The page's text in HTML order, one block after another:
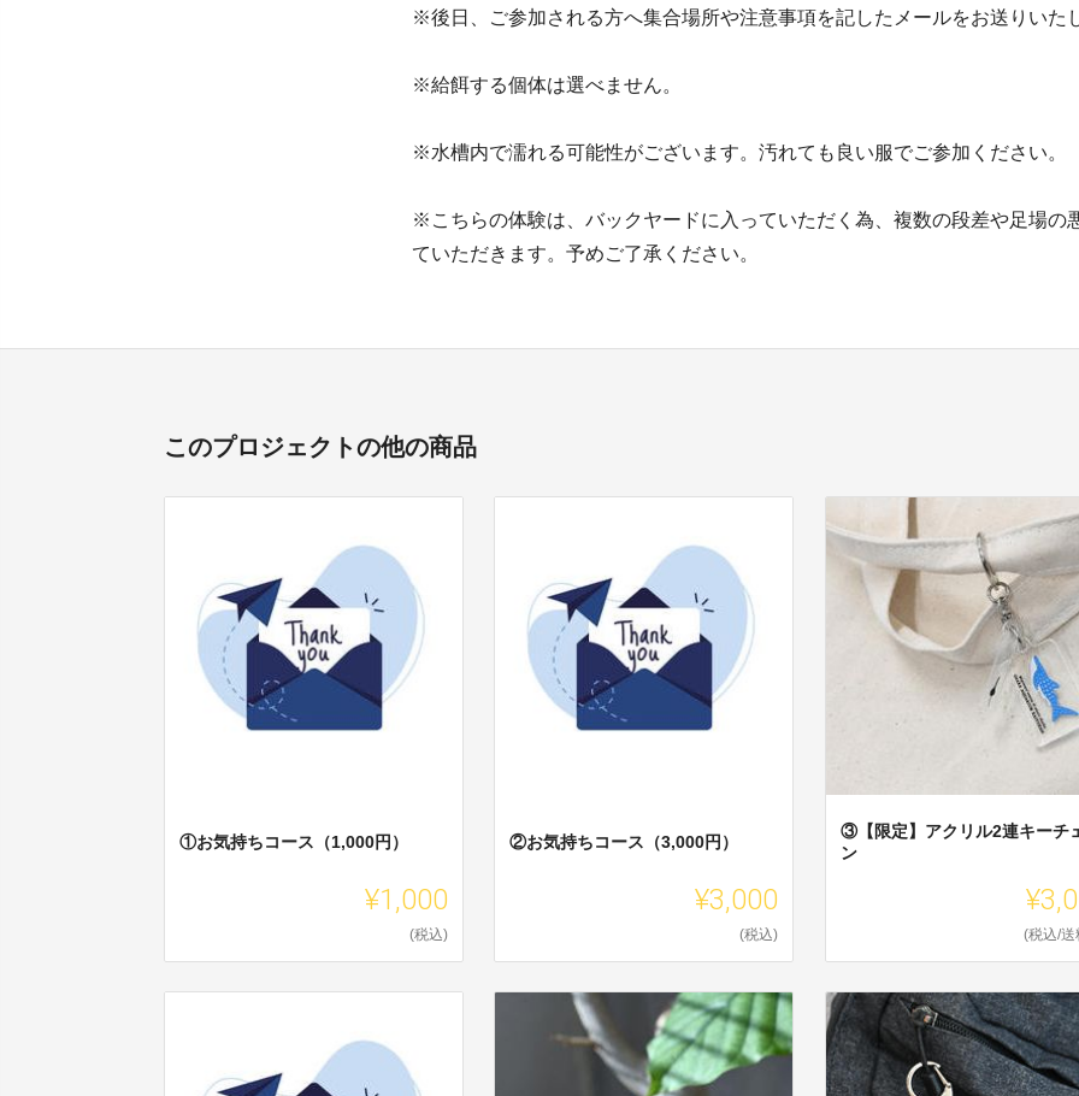
※後日、ご参加される方へ集合場所や注意事項を記したメールをお送りいた
※給餌する個体は選べません。
※水槽内で濡れる可能性がございます。汚れても良い服でご参加ください。
※こちらの体験は、バックヤードに入っていただく為、複数の段差や足場の
ていただきます。予めご了承ください。
このプロジェクトの他の商品
①お気持ちコース（1,000円）
¥1,000
(税込)
②お気持ちコース（3,000円）
¥3,000
(税込)
③【限定】アクリル2連キーチ
ン
(税込/送